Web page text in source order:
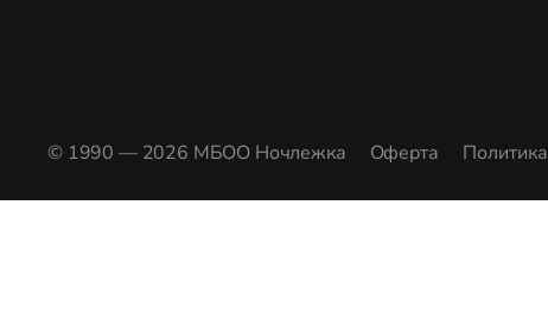
© 1990 — 2026 МБОО Ночлежка Оферта